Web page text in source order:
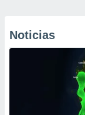
Noticias